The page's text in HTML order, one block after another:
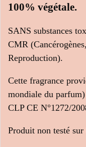
100% végétale.
SANS substances
CMR
Reproduction).
Cette fragrance
mondiale du
CLP CE N°1272/
Produit non testé